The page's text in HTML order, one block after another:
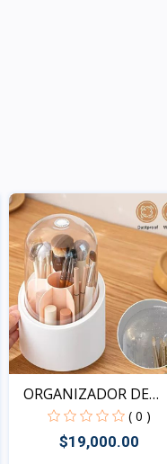
ORGANIZADOR DE
BROCHAS...
( 0 )
$19,000.00